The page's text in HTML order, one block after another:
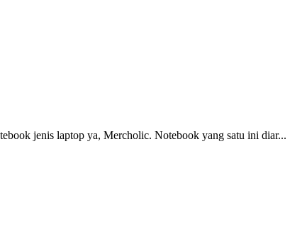
jenis laptop ya, Mercholic. Notebook yang satu ini diar...